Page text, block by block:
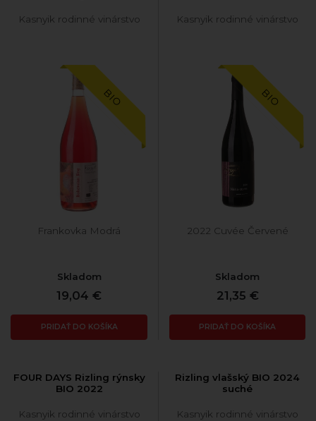
Kasnyik rodinné vinárstvo
BIO
Frankovka Modrá
Skladom
19,04 €
PRIDAŤ DO KOŠÍKA
Kasnyik rodinné vinárstvo
BIO
2022 Cuvée Červené
Skladom
21,35 €
PRIDAŤ DO KOŠÍKA
FOUR DAYS Rizling rýnsky
BIO 2022
Kasnyik rodinné vinárstvo
Rizling vlašský BIO 2024
suché
Kasnyik rodinné vinárstvo